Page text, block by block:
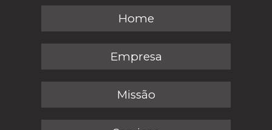
Home
Empresa
Missão